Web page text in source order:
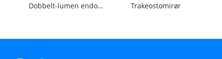
Dobbelt-lumen endobronchial tube Trakeostomirør